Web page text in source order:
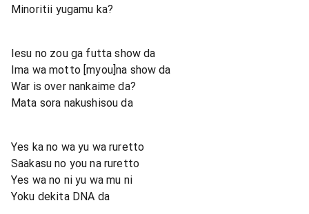
Minoritii yugamu ka?
Iesu no zou ga futta show da
Ima wa motto [myou]na show da
War is over nankaime da?
Mata sora nakushisou da
Yes ka no wa yu wa ruretto
Saakasu no you na ruretto
Yes wa no ni yu wa mu ni
Yoku dekita DNA da